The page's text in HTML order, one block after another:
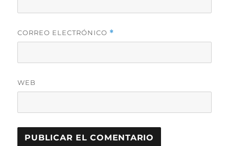
CORREO ELECTRÓNICO *
WEB